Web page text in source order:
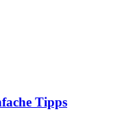
Tipps